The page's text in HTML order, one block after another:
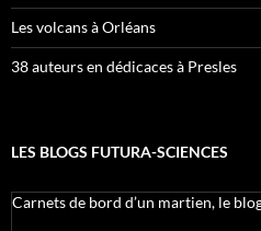
Les volcans à Orléans
38 auteurs en dédicaces à Presles
LES BLOGS FUTURA-SCIENCES
Carnets de bord d’un martien, le